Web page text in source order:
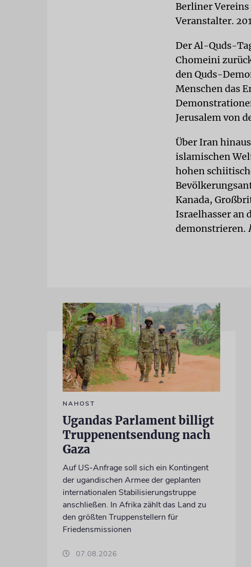
Berliner
Veranstalter.
Der Al-Quds-
Chomeini
den Quds-
Menschen das
Jerusalem von
Über Iran
islamischen
hohen
Kanada,
Israelhasser an
demonstrieren.
NAHOST
Ugandas Parlament billigt
Truppenentsendung nach
Gaza
Auf US-Anfrage soll sich ein Kontingent
der ugandischen Armee der geplanten
internationalen Stabilisierungstruppe
anschließen. In Afrika zählt das Land zu
den größten Truppenstellern für
Friedensmissionen
07.08.2026